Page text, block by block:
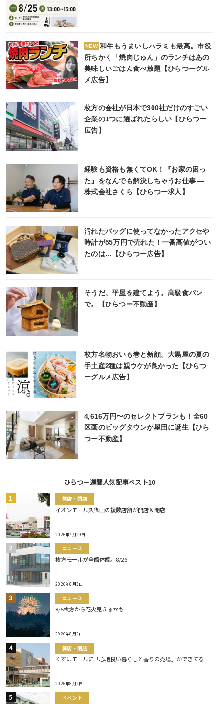
NEW 和牛もうまいしハラミも最高。市役
所ちかく「焼肉じゅん」のランチはあの
美味しいごはん食べ放題【ひらつーグル
メ広告】
枚方の会社が日本で300社だけのすごい
企業の1つに選ばれたらしい【ひらつー
広告】
経験も資格も無くてOK！『お家の困っ
た』をなんでも解決しちゃうお仕事 ―
株式会社さくら【ひらつー求人】
汚れたバッグに使ってなかったアクセや
時計が55万円で売れた！一番高値がつい
たのは…【ひらつー広告】
そうだ、平屋を建てよう。高級食パン
で。【ひらつー不動産】
枚方名物おいも巻と新顔。大黒屋の夏の
手土産2種は親ウケが良かった【ひらつ
ーグルメ広告】
4,616万円〜のセレクトプランも！全60
区画のビッグタウンが星田に誕生【ひら
つー不動産】
ひらつー週間人気記事ベスト10
開店・閉店
イオンモール久御山の複数店舗が開店＆閉店
2026年7月29日
ニュース
枚方モールが全館休館。8/26
2026年8月3日
ニュース
8/5枚方から花火見えるかも
2026年8月2日
開店・閉店
くずはモールに「心地良い暮らしと香りの売場」ができてる
2026年8月2日
イベント